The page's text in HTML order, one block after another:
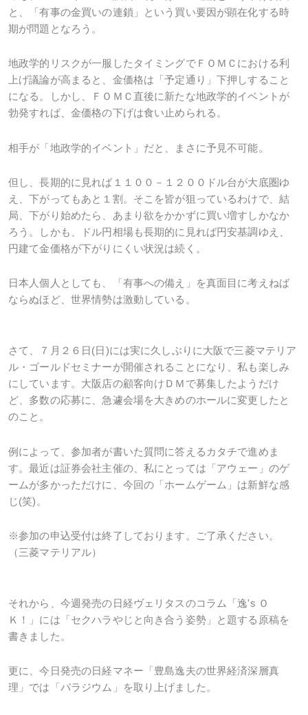
と、「有事の金買いの連鎖」という買い要因が顕在化する時
期が問題となろう。
地政学的リスクが一服したタイミングでＦＯＭＣにおける利
上げ議論が高まると、金価格は「予定通り」下押しすること
になる。しかし、ＦＯＭＣ直後に新たな地政学的イベントが
勃発すれば、金価格の下げは食い止められる。
相手が「地政学的イベント」だと、まさに予見不可能。
但し、長期的に見れば１１００－１２００ドル台が大底圏ゆ
え、下がってもあと１割。そこを皆が狙っているわけで、結
局、下がり始めたら、あまり欲をかかずに買い増すしかなか
ろう。しかも、ドル円相場も長期的に見れば円安基調ゆえ、
円建て金価格が下がりにくい状況は続く。
日本人個人としても、「有事への備え」を真面目に考えねば
ならぬほど、世界情勢は激動している。
さて、７月２６日(日)には実に久しぶりに大阪で三菱マテリア
ル・ゴールドセミナーが開催されることになり、私も楽しみ
にしています。大阪店の顧客向けＤＭで募集したようだけ
ど、多数の応募に、急遽会場を大きめのホールに変更したと
のこと。
例によって、参加者が書いた質問に答えるカタチで進めま
す。最近は証券会社主催の、私にとっては「アウェー」のゲ
ームが多かっただけに、今回の「ホームゲーム」は新鮮な感
じ(笑)。
※参加の申込受付は終了しております。ご了承ください。
（三菱マテリアル）
それから、今週発売の日経ヴェリタスのコラム「逸's Ｏ
Ｋ！」には「セクハラやじと向き合う姿勢」と題する原稿を
書きました。
更に、今日発売の日経マネー「豊島逸夫の世界経済深層真
理」では「パラジウム」を取り上げました。